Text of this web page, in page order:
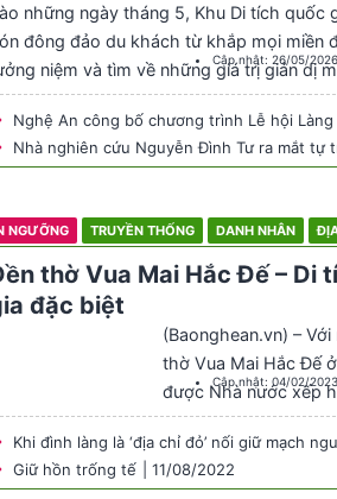
những ngày tháng 5, Khu Di tích quốc
đông đảo du khách từ khắp mọi miền
niệm và tìm về những giá trị giản dị
Hồ Chí Minh. Không chỉ là hành trình
Tháng 5 về thăm quê Bác
Cập nhật: 26/05/2026
Nghệ An công bố chương trình Lễ hội Làng Sen 2025 với nhiều hoạt động văn hóa, thể
Nhà nghiên cứu Nguyễn Đình Tư ra mắt tự truyện “Đi qua trăm
NGƯỠNG TRUYỀN THỐNG DANH NHÂN
thờ Vua Mai Hắc Đế – Di
đặc biệt
(Baonghean.vn) –
thờ Vua Mai Hắc Đế
được Nhà nước xếp
Quốc gia đặc biệt.
An
Cập nhật: 04/02/2023
Khi đình làng là ‘địa chỉ đỏ’ nối giữ mạch
Giữ hồn trống tế
| 11/08/2022